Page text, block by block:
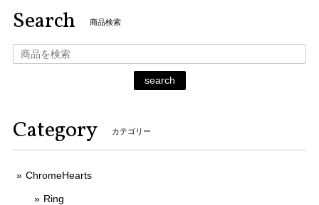
Search 商品検索
search
Category カテゴリー
ChromeHearts
Ring